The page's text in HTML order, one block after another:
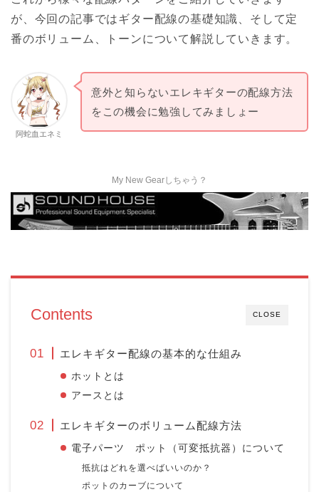
が、今回の記事ではギター配線の基礎知識、そして定
番のボリューム、トーンについて解説していきます。
阿蛇血エネミ
意外と知らないエレキギターの配線方法
をこの機会に勉強してみましょー
My New Gearしちゃう？
CLOSE
Contents
エレキギター配線の基本的な仕組み
ホットとは
アースとは
エレキギターのボリューム配線方法
電子パーツ ポット（可変抵抗器）について
抵抗はどれを選べばいいのか？
ポットのカーブについて